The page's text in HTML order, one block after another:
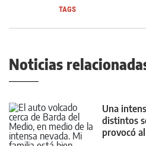
TAGS
Noticias
Una
distintos
provocó